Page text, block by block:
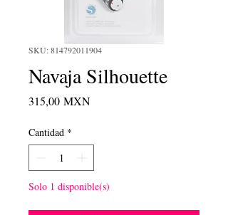
SKU: 814792011904
Navaja Silhouette
315,00 MXNPrecio
Cantidad *
Solo 1 disponible(s)